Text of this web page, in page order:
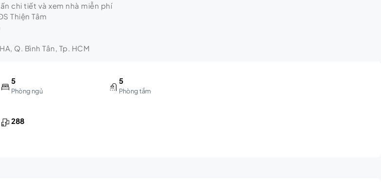
chi tiết và xem nhà miễn phí
Thiện Tâm
Q. Bình Tân, Tp. HCM
5
Phòng ngủ
5
Phòng tắm
288